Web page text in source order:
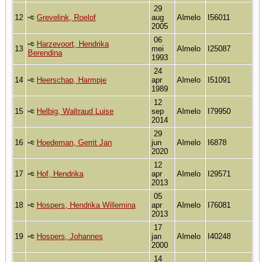
12 Grevelink, Roelof
29
aug
2005
Almelo I56011
13
Harzevoort, Hendrika
Berendina
06
mei
1993
Almelo I25087
14 Heerschap, Harmpje
24
apr
1989
Almelo I51091
15 Helbig, Waltraud Luise
12
sep
2014
Almelo I79950
16 Hoedeman, Gerrit Jan
29
jun
2020
Almelo I6878
17 Hof, Hendrika
12
apr
2013
Almelo I29571
18 Hospers, Hendrika Willemina
05
apr
2013
Almelo I76081
19 Hospers, Johannes
17
jan
2000
Almelo I40248
14